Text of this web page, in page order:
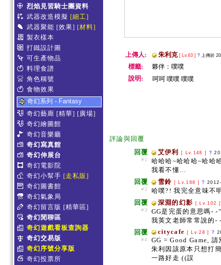
烈焰見習騎士團資料
武器改造模擬 [細工]
武器聚能 [效果] [材料]
製衣樣本
打鐵設計圖
可生產物品
料理食譜
角色稱號
食物效果
奇幻系列 - Fantasy
奇幻藝廊 [精華] [廣場]
奇幻繪圖館
奇幻音樂廳
奇幻寫真館
奇幻伸展台
奇幻電影院
奇幻小幫手 [走私販]
奇幻圖書館
奇幻氣象局
奇幻留言版 [精華區]
奇幻閒聊區
奇幻遊戲看板查詢器
奇幻交易版
奇幻序號分享版
奇幻投票所
上傳人: 朱利克[ Lv.63 ] ? 上傳於
標籤:
夥伴：噗噗
說明:
呵呵 噗噗 噗噗
評論與回覆
回覆
#1
艾伊利 [ Lv.148 ] ?
哈哈哈~哈哈哈~哈哈
我看不懂...
回覆
#2
雪鈴 [ Lv.188 ]?
哈噗?! 我完全意味不
回覆
#3
深淵的幻影 [ Lv.102
GG是完蛋的意思嗎-
我英文老師常常說的-
回覆
#4
citycafe [ Lv.28 ] ?
GG = Good Game,
朱利因該原本只想打
一路好走 ((誤